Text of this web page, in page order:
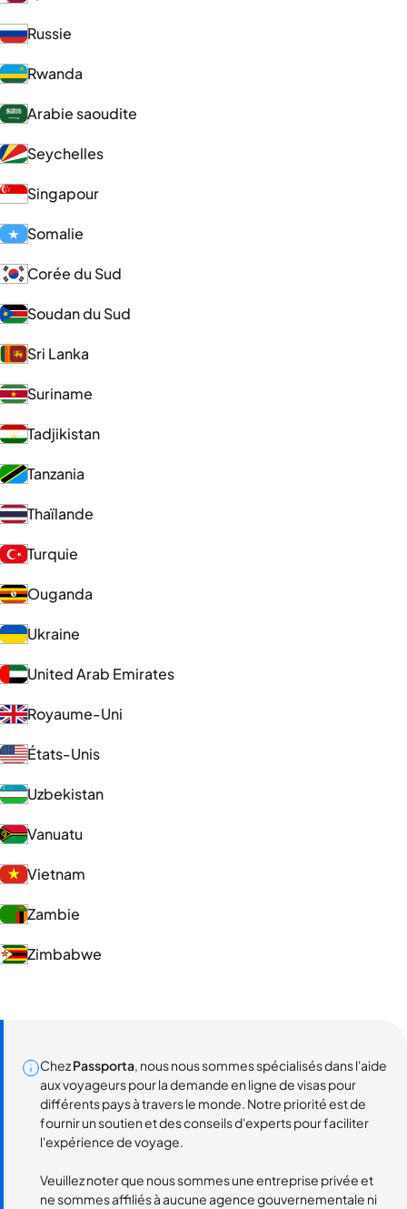
Russie
Rwanda
Arabie saoudite
Seychelles
Singapour
Somalie
Corée du Sud
Soudan du Sud
Sri Lanka
Suriname
Tadjikistan
Tanzania
Thaïlande
Turquie
Ouganda
Ukraine
United Arab Emirates
Royaume-Uni
États-Unis
Uzbekistan
Vanuatu
Vietnam
Zambie
Zimbabwe
ChezPassporta, nous nous sommes spécialisés dans l'aide
aux voyageurs pour la demande en ligne de visas pour
différents pays à travers le monde. Notre priorité est de
fournir un soutien et des conseils d'experts pour faciliter
l'expérience de voyage.
Veuillez noter que nous sommes une entreprise privée et
ne sommes affiliés à aucune agence gouvernementale ni